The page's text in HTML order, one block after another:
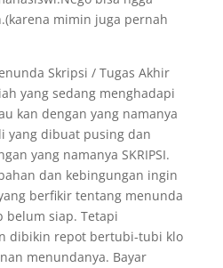
mimin juga pernah
Skripsi / Tugas Akhir
yang sedang menghadapi
kan dengan yang namanya
yang dibuat pusing dan
yang namanya SKRIPSI.
dan kebingungan ingin
berfikir tentang menunda
belum siap. Tetapi
dibikin repot bertubi-tubi klo
menundanya. Bayar